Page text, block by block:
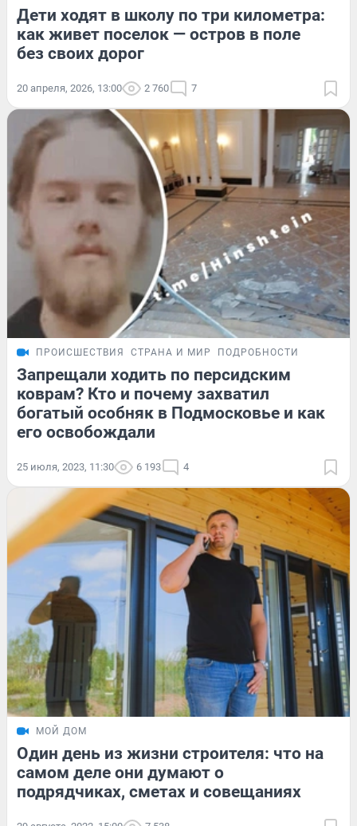
Дети ходят в школу по три километра:
как живет поселок — остров в поле
без своих дорог
20 апреля, 2026, 13:00 2 760 7
ПРОИСШЕСТВИЯ СТРАНА И МИР ПОДРОБНОСТИ
Запрещали ходить по персидским
коврам? Кто и почему захватил
богатый особняк в Подмосковье и как
его освобождали
25 июля, 2023, 11:30 6 193 4
МОЙ ДОМ
Один день из жизни строителя: что на
самом деле они думают о
подрядчиках, сметах и совещаниях